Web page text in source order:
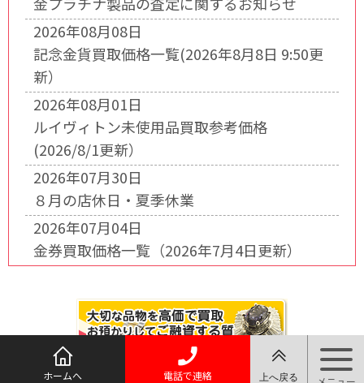
2026年08月08日
記念金貨買取価格一覧(2026年8月8日 9:50更
新）
2026年08月01日
ルイヴィトン未使用品買取参考価格
(2026/8/1更新）
2026年07月30日
８月の店休日・夏季休業
2026年07月04日
金券買取価格一覧（2026年7月4日更新）
ホームへ 電話で連絡